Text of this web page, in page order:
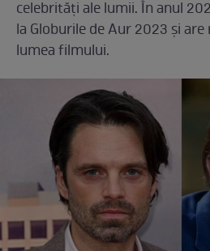
celebrități ale lumii. În anul
la Globurile de Aur 2023 și
lumea filmului.